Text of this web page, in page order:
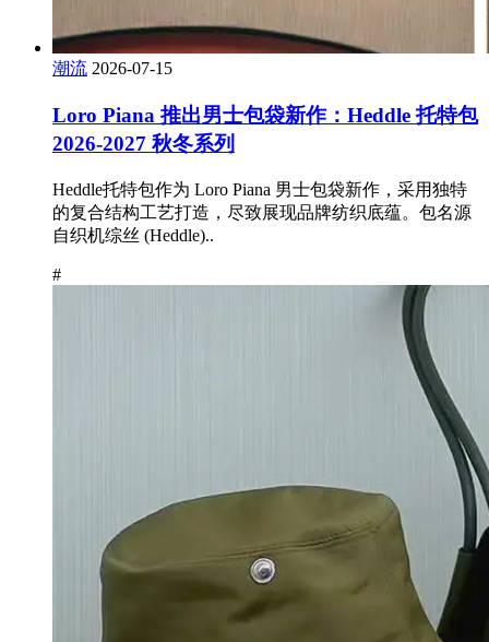
潮流 2026-07-15
Loro Piana 推出男士包袋新作：Heddle 托特包
2026-2027 秋冬系列
Heddle托特包作为 Loro Piana 男士包袋新作，采用独特
的复合结构工艺打造，尽致展现品牌纺织底蕴。包名源
自织机综丝 (Heddle)..
#